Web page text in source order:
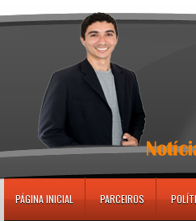
PÁGINA INICIAL PARCEIROS